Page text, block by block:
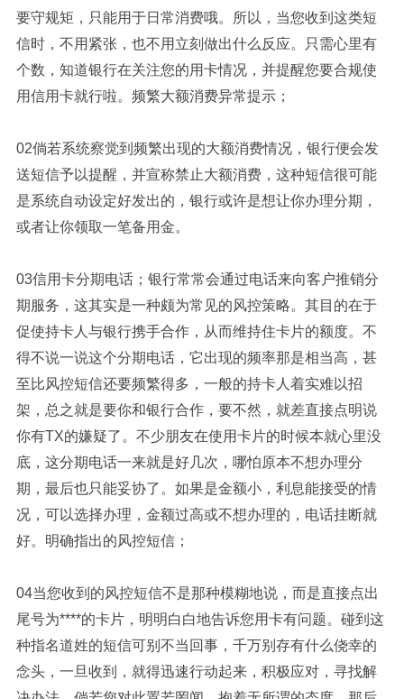
要守规矩，只能用于日常消费哦。所以，当您收到这类短
信时，不用紧张，也不用立刻做出什么反应。只需心里有
个数，知道银行在关注您的用卡情况，并提醒您要合规使
用信用卡就行啦。频繁大额消费异常提示；
02倘若系统察觉到频繁出现的大额消费情况，银行便会发
送短信予以提醒，并宣称禁止大额消费，这种短信很可能
是系统自动设定好发出的，银行或许是想让你办理分期，
或者让你领取一笔备用金。
03信用卡分期电话；银行常常会通过电话来向客户推销分
期服务，这其实是一种颇为常见的风控策略。其目的在于
促使持卡人与银行携手合作，从而维持住卡片的额度。不
得不说一说这个分期电话，它出现的频率那是相当高，甚
至比风控短信还要频繁得多，一般的持卡人着实难以招
架，总之就是要你和银行合作，要不然，就差直接点明说
你有TX的嫌疑了。不少朋友在使用卡片的时候本就心里没
底，这分期电话一来就是好几次，哪怕原本不想办理分
期，最后也只能妥协了。如果是金额小，利息能接受的情
况，可以选择办理，金额过高或不想办理的，电话挂断就
好。明确指出的风控短信；
04当您收到的风控短信不是那种模糊地说，而是直接点出
尾号为****的卡片，明明白白地告诉您用卡有问题。碰到这
种指名道姓的短信可别不当回事，千万别存有什么侥幸的
念头，一旦收到，就得迅速行动起来，积极应对，寻找解